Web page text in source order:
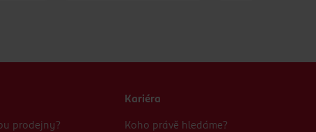
prodejny?
Kariéra
Koho právě hledáme?